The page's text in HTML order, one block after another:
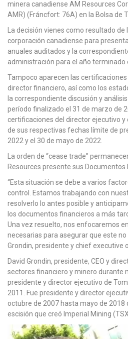
minera canadiense AM Resources
AMR) (Fráncfort: 76A) en la Bolsa de
La decisión vienes como resultado
corporación canadiense para
anuales auditados y la
administración para el año terminado
Tampoco aparecen las
director financiero, así como los
la correspondiente discusión y
período finalizado el 31 de marzo de
certificaciones del director ejecutivo
de sus respectivas fechas límite de
2022 y el 30 de mayo de 2022.
La orden de “cease trade”
Resources presente sus Documentos
“Esta situación se debe a varios
control. Estamos trabajando con
resolverlo lo antes posible y
los documentos financieros a más
Una vez resuelto, nos enfocaremos
necesarias para asegurar que este no
Grondin, presidente y chief executive
David Grondin, presidente, CEO y
sectores financiero y minero durante
presidente y director ejecutivo de
2011. Fue presidente y director
octubre de 2007 hasta mayo de 2018
escisión que creó Imperial Mining